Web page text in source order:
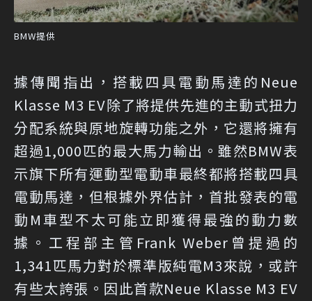
BMW提供
據傳聞指出，搭載四具電動馬達的Neue
Klasse M3 EV除了將提供先進的主動式扭力
分配系統與原地旋轉功能之外，它還將擁有
超過1,000匹的最大馬力輸出。雖然BMW表
示旗下所有運動型電動車最終都將搭載四具
電動馬達，但根據外界估計，首批發表的電
動M車型不太可能立即獲得最強的動力數
據。工程部主管Frank Weber曾提過的
1,341匹馬力對於標準版純電M3來說，或許
有些太誇張。因此首款Neue Klasse M3 EV